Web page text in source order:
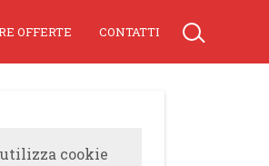
OFFERTE CONTATTI
cookie